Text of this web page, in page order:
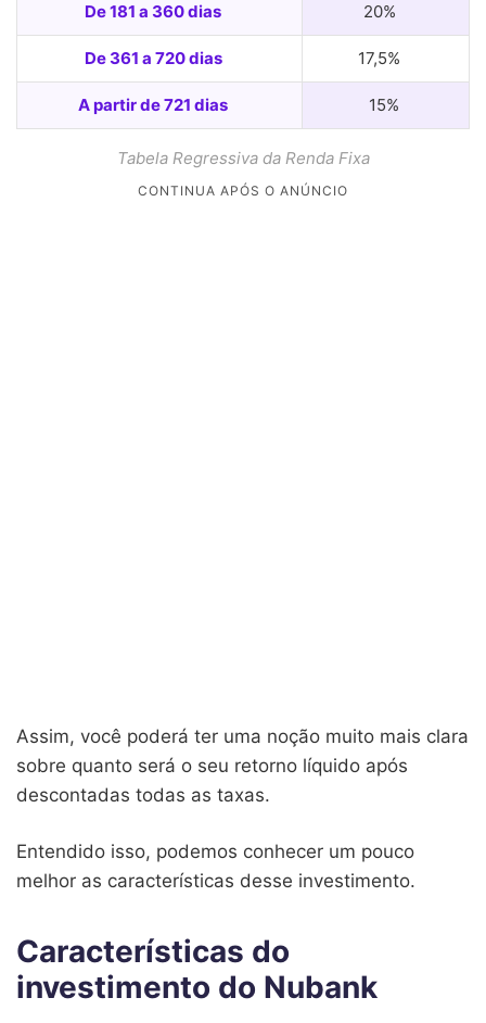
De 181 a 360 dias 20%
De 361 a 720 dias 17,5%
A partir de 721 dias 15%
Tabela Regressiva da Renda Fixa
Assim, você poderá ter uma noção muito mais clara
sobre quanto será o seu retorno líquido após
descontadas todas as taxas.
Entendido isso, podemos conhecer um pouco
melhor as características desse investimento.
Características do
investimento do Nubank